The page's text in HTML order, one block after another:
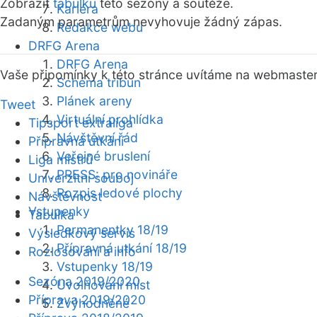
Kariéra
Redakce webu
DRFG Arena
DRFG Arena
Schéma tribun
Plánek areny
Virtuální prohlídka
Návštěvní řád
Veřejné bruslení
PRESS: pro novináře
Rozpis ledové plochy
Vstupenky
Permanentky 18/19
Přípravná utkání 18/19
Vstupenky 18/19
Uvolňování míst
Zvýhodněné
Zobrazit tabulku této sezóny a soutěže.
Zadaným parametrům nevyhovuje žádný zápas.
Vaše připomínky k této stránce uvítáme na webmaster
Tweet
Tipsport extraliga
Přípravná utkání
Liga mistrů
Univerzitní souboj
Návštěvnost
Tabulka
Výsledkový servis
Rozlosování a info
Sezóna 2019/2020
Příprava 2019/2020